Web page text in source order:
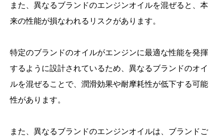
また、異なるブランドのエンジンオイルを混ぜると、本
来の性能が損なわれるリスクがあります。
特定のブランドのオイルがエンジンに最適な性能を発揮
するように設計されているため、異なるブランドのオイ
ルを混ぜることで、潤滑効果や耐摩耗性が低下する可能
性があります。
また、異なるブランドのエンジンオイルは、ブランドご